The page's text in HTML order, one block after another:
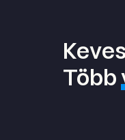
Több